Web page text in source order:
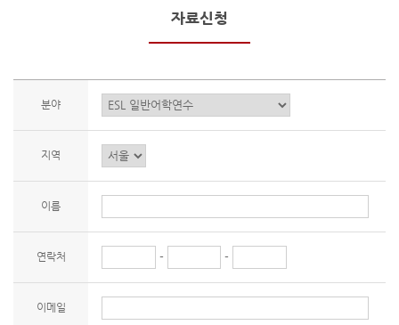
자료신청
분야
지역
이름
연락처 - -
이메일